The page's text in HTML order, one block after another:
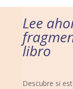
Lee
libro
Descubre si